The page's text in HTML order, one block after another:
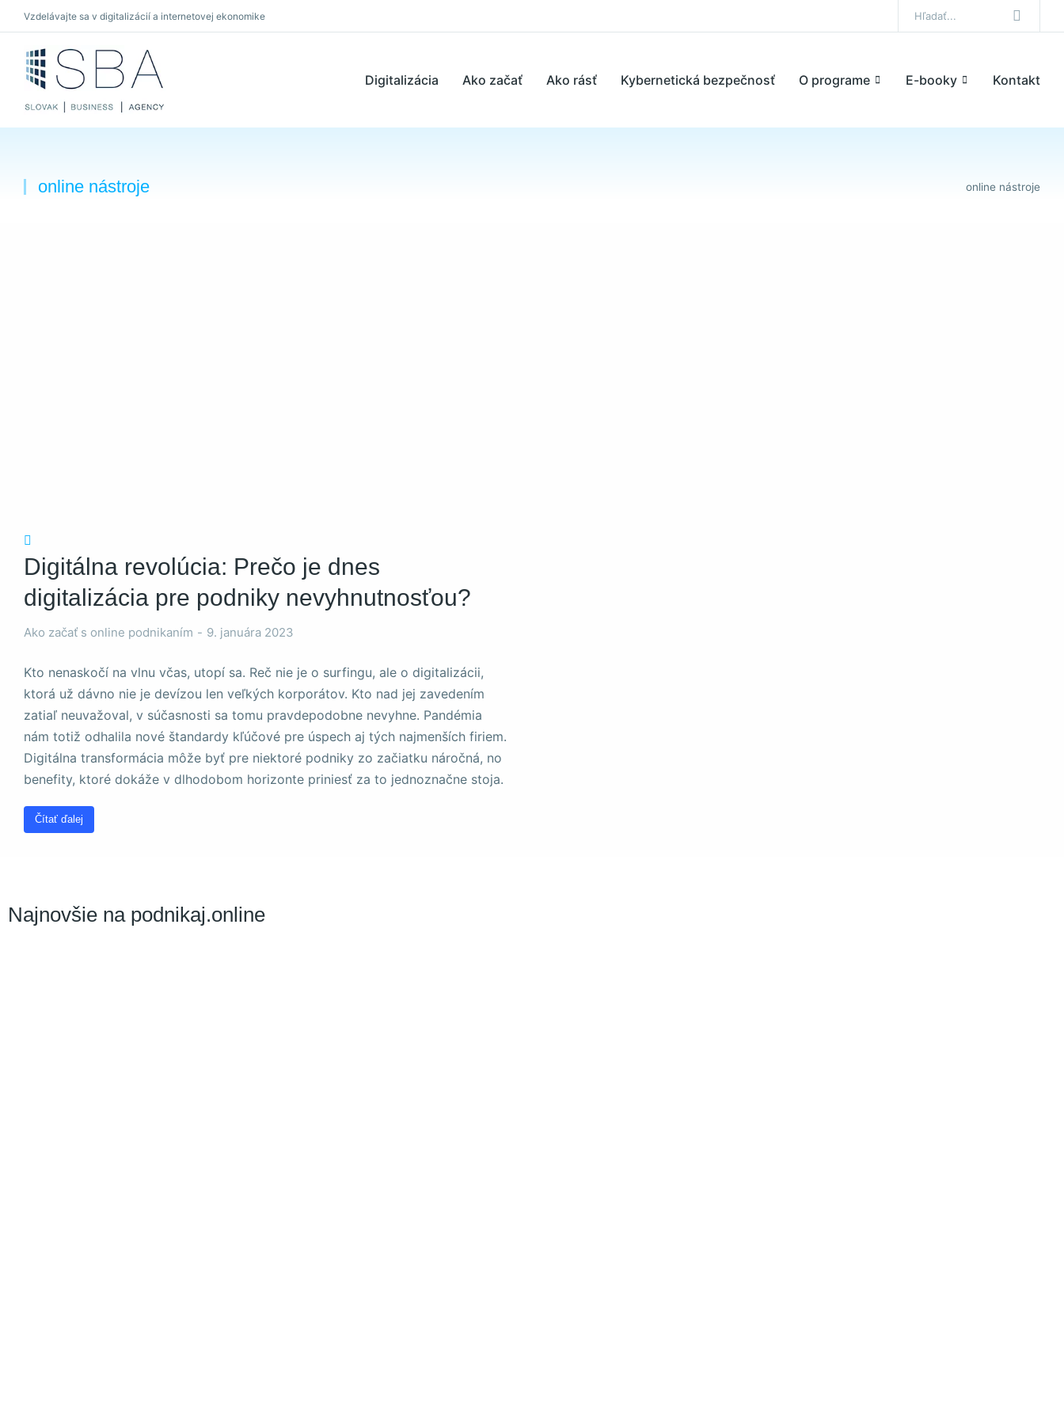
Vzdelávajte sa v digitalizácií a internetovej ekonomike
Digitalizácia Ako začať Ako rásť Kybernetická bezpečnosť O programe E-booky Kontakt
online nástroje online nástroje
Digitálna revolúcia: Prečo je dnes
digitalizácia pre podniky nevyhnutnosťou?
Ako začať s online podnikaním 9. januára 2023
Kto nenaskočí na vlnu včas, utopí sa. Reč nie je o surfingu, ale o digitalizácii,
ktorá už dávno nie je devízou len veľkých korporátov. Kto nad jej zavedením
zatiaľ neuvažoval, v súčasnosti sa tomu pravdepodobne nevyhne. Pandémia
nám totiž odhalila nové štandardy kľúčové pre úspech aj tých najmenších firiem.
Digitálna transformácia môže byť pre niektoré podniky zo začiatku náročná, no
benefity, ktoré dokáže v dlhodobom horizonte priniesť za to jednoznačne stoja.
Čítať ďalej
Najnovšie na podnikaj.online
potrebné pre
fungovanie
webovej
stránky.
Štatistiky
mohli
funkčnosť
a štruktúru
webovej
stránky na
základe
spôsobu
webovej
stránky.
Aby naša
stránka počas